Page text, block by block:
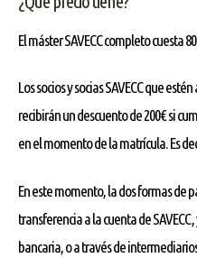
El máster SAVECC completo cuesta
Los socios y socias SAVECC que
recibirán un descuento de 200€ si
en el momento de la matrícula. Es
En este momento, la dos formas de
transferencia a la cuenta de
bancaria, o a través de